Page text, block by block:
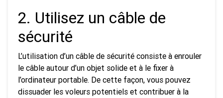
2. Utilisez un câble de
sécurité
L’utilisation d’un câble de sécurité consiste à enrouler
le câble autour d’un objet solide et à le fixer à
l’ordinateur portable. De cette façon, vous pouvez
dissuader les voleurs potentiels et contribuer à la